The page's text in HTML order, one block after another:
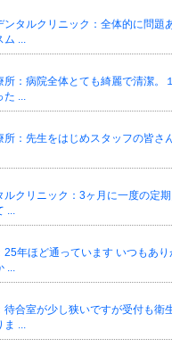
ンタルクリニック：全体的に問題
...
所：病院全体とても綺麗で清潔。
...
所：先生をはじめスタッフの皆さ
ルクリニック：3ヶ月に一度の定
25年ほど通っています いつもあ
合室が少し狭いですが受付も衛
...